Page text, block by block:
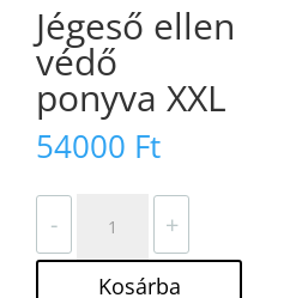
Jégeső ellen
védő
ponyva XXL
54000 Ft
-
ellen
védő
ponyva
+
Kosárba